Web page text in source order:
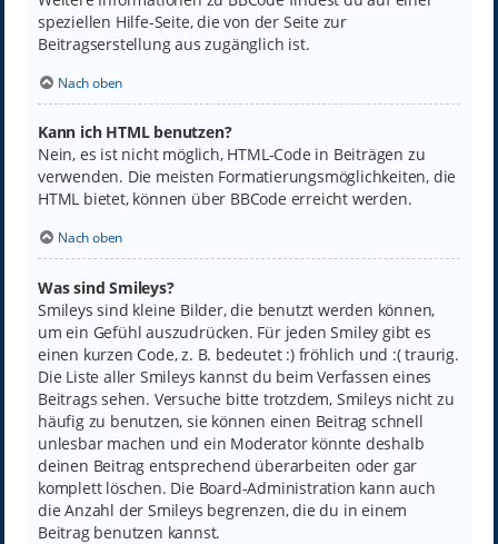
speziellen Hilfe-Seite, die von der Seite zur
Beitragserstellung aus zugänglich ist.
Nach oben
Kann ich HTML benutzen?
Nein, es ist nicht möglich, HTML-Code in Beiträgen zu
verwenden. Die meisten Formatierungsmöglichkeiten, die
HTML bietet, können über BBCode erreicht werden.
Nach oben
Was sind Smileys?
Smileys sind kleine Bilder, die benutzt werden können,
um ein Gefühl auszudrücken. Für jeden Smiley gibt es
einen kurzen Code, z. B. bedeutet :) fröhlich und :( traurig.
Die Liste aller Smileys kannst du beim Verfassen eines
Beitrags sehen. Versuche bitte trotzdem, Smileys nicht zu
häufig zu benutzen, sie können einen Beitrag schnell
unlesbar machen und ein Moderator könnte deshalb
deinen Beitrag entsprechend überarbeiten oder gar
komplett löschen. Die Board-Administration kann auch
die Anzahl der Smileys begrenzen, die du in einem
Beitrag benutzen kannst.